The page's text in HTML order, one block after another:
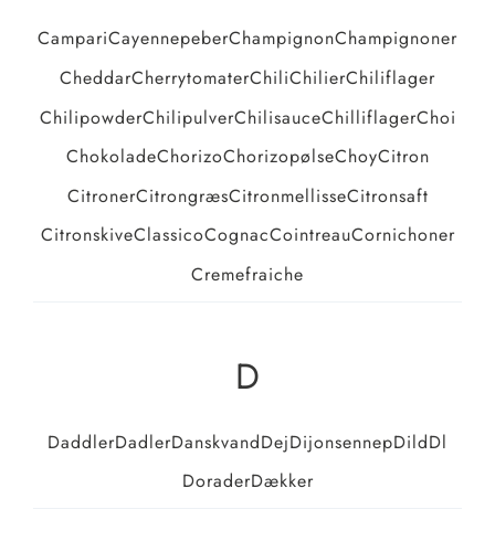
CampariCayennepeberChampignonChampignoner
CheddarCherrytomaterChiliChilierChiliflager
ChilipowderChilipulverChilisauceChilliflagerChoi
ChokoladeChorizoChorizopølseChoyCitron
CitronerCitrongræsCitronmellisseCitronsaft
CitronskiveClassicoCognacCointreauCornichoner
Cremefraiche
D
DaddlerDadlerDanskvandDejDijonsennepDildDl
DoraderDækker